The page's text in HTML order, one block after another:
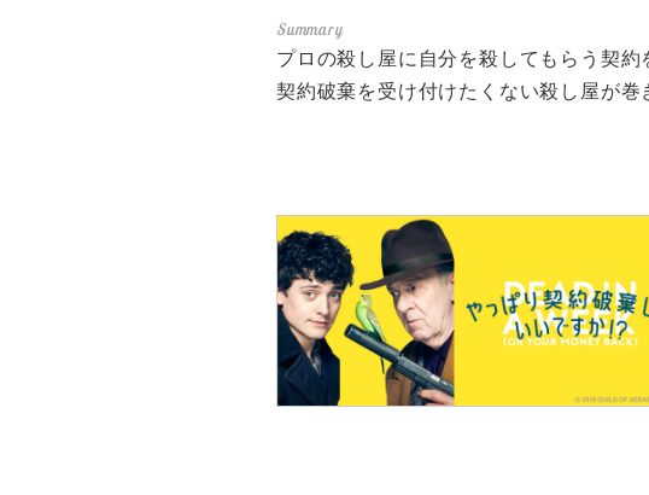
プロの殺し屋に自分を殺してもらう契
契約破棄を受け付けたくない殺し屋が巻